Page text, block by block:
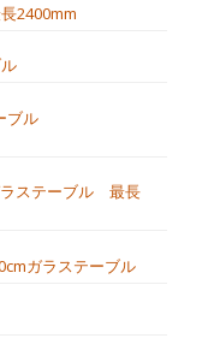
2400mm
ブル
ステーブル 最長
ガラステーブル